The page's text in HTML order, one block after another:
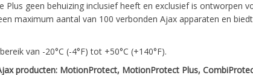
Plus geen behuizing inclusief heeft en exclusief is ontworpen
maximum aantal van 100 verbonden Ajax apparaten en
van -20°C (-4°F) tot +50°C (+140°F).
producten: MotionProtect, MotionProtect Plus,